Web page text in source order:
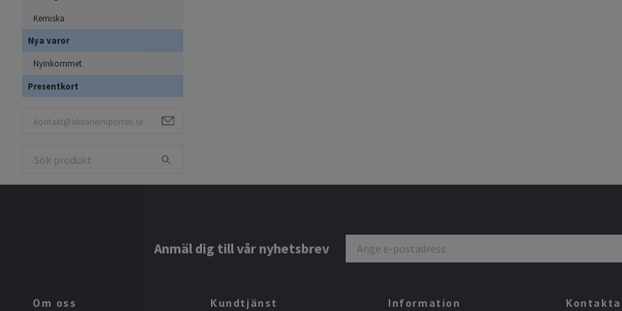
Kemiska
Nya varor
Nyinkommet
Presentkort
Anmäl dig till vår nyhetsbrev
Om oss Kundtjänst Information